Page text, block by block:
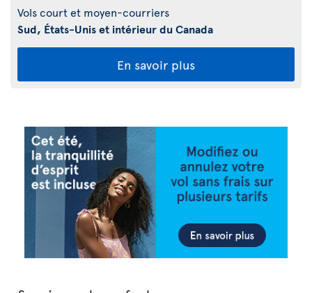
Vols court et moyen-courriers
Sud, États-Unis et intérieur du Canada
En savoir plus